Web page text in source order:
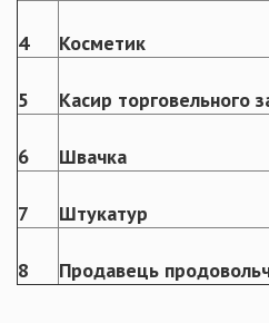
4 Косметик
5 Касир торговельного
6 Швачка
7 Штукатур
8 Продавець